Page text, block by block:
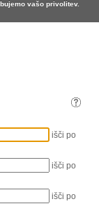
vašo privolitev.
išči po
išči po
išči po